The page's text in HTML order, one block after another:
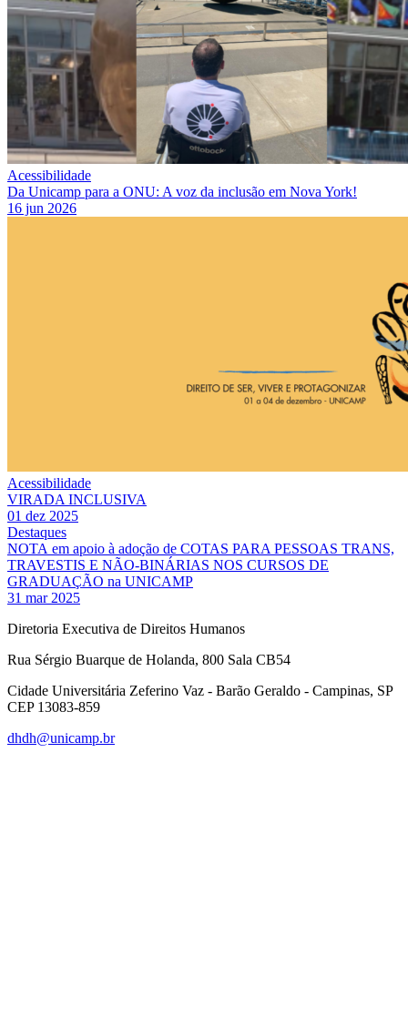
Acessibilidade
Da Unicamp para a ONU: A voz da inclusão em Nova York!
16 jun 2026
Acessibilidade
VIRADA INCLUSIVA
01 dez 2025
Destaques
NOTA em apoio à adoção de COTAS PARA PESSOAS TRANS,
TRAVESTIS E NÃO-BINÁRIAS NOS CURSOS DE
GRADUAÇÃO na UNICAMP
31 mar 2025
Diretoria Executiva de Direitos Humanos
Rua Sérgio Buarque de Holanda, 800 Sala CB54
Cidade Universitária Zeferino Vaz - Barão Geraldo - Campinas, SP
CEP 13083-859
dhdh@unicamp.br